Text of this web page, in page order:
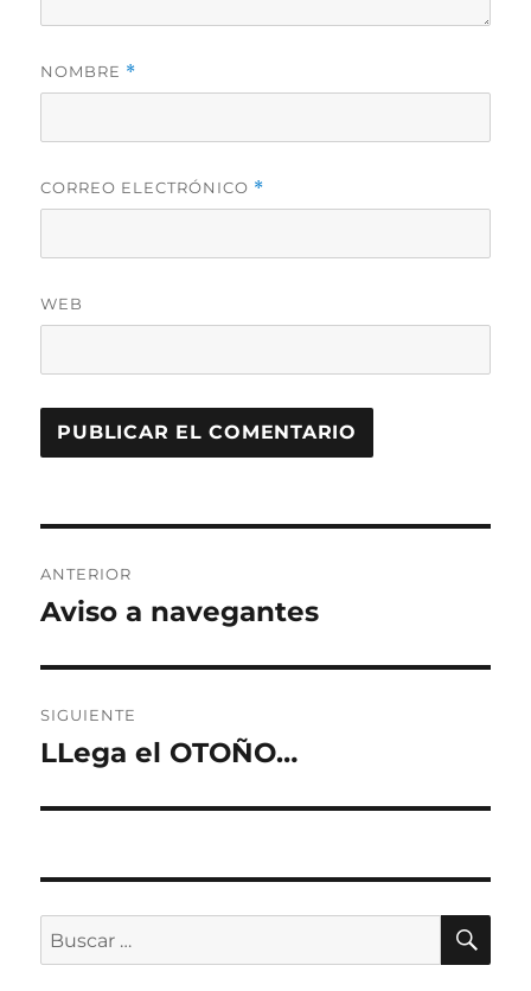
NOMBRE *
CORREO ELECTRÓNICO *
WEB
de
ANTERIOR
Entrada
Aviso a navegantes
SIGUIENTE
Entrada
LLega el OTOÑO…
Buscar
por: